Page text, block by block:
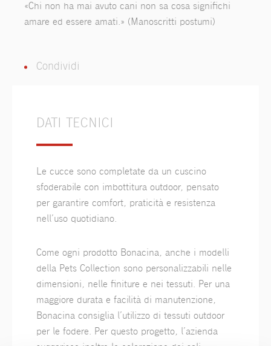
«Chi non ha mai avuto cani non sa cosa significhi
amare ed essere amati.» (Manoscritti postumi)
Condividi
DATI TECNICI
Le cucce sono completate da un cuscino
sfoderabile con imbottitura outdoor, pensato
per garantire comfort, praticità e resistenza
nell’uso quotidiano.
Come ogni prodotto Bonacina, anche i modelli
della Pets Collection sono personalizzabili nelle
dimensioni, nelle finiture e nei tessuti. Per una
maggiore durata e facilità di manutenzione,
Bonacina consiglia l’utilizzo di tessuti outdoor
per le fodere. Per questo progetto, l’azienda